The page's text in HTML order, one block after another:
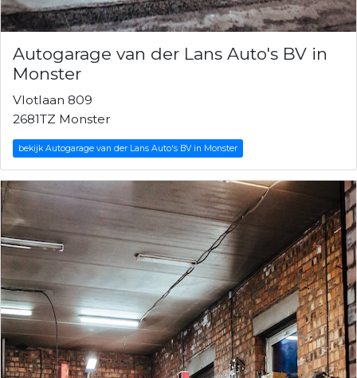
Autogarage van der Lans Auto's BV in
Monster
Vlotlaan 809
2681TZ Monster
bekijk Autogarage van der Lans Auto's BV in Monster